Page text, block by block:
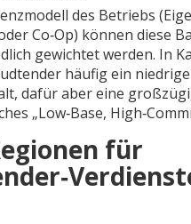
des Betriebs
Co‑Op) können diese
gewichtet werden. In
häufig ein
dafür aber eine
„Low‑Base,
für